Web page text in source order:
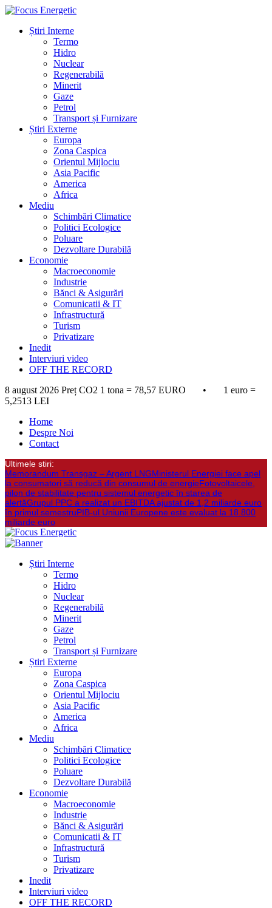
Știri Interne
Termo
Hidro
Nuclear
Regenerabilă
Minerit
Gaze
Petrol
Transport și Furnizare
Știri Externe
Europa
Zona Caspica
Orientul Mijlociu
Asia Pacific
America
Africa
Mediu
Schimbări Climatice
Politici Ecologice
Poluare
Dezvoltare Durabilă
Economie
Macroeconomie
Industrie
Bănci & Asigurări
Comunicatii & IT
Infrastructură
Turism
Privatizare
Inedit
Interviuri video
OFF THE RECORD
8 august 2026 Preț CO2 1 tona = 78,57 EURO • 1 euro =
5,2513 LEI
Home
Despre Noi
Contact
Ultimele stiri:
Memorandum Transgaz – Argent LNGMinisterul Energiei face apel
la consumatori să reducă din consumul de energieFotovoltaicele,
pilon de stabilitate pentru sistemul energetic în starea de
alertăGrupul PPC a realizat un EBITDA ajustat de 1,2 miliarde euro
în primul semestruPIB-ul Uniunii Europene este evaluat la 18.800
miliarde euro
Știri Interne
Termo
Hidro
Nuclear
Regenerabilă
Minerit
Gaze
Petrol
Transport și Furnizare
Știri Externe
Europa
Zona Caspica
Orientul Mijlociu
Asia Pacific
America
Africa
Mediu
Schimbări Climatice
Politici Ecologice
Poluare
Dezvoltare Durabilă
Economie
Macroeconomie
Industrie
Bănci & Asigurări
Comunicatii & IT
Infrastructură
Turism
Privatizare
Inedit
Interviuri video
OFF THE RECORD